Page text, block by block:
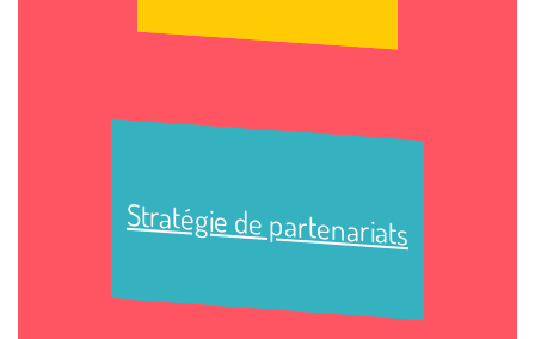
Stratégie de partenariats